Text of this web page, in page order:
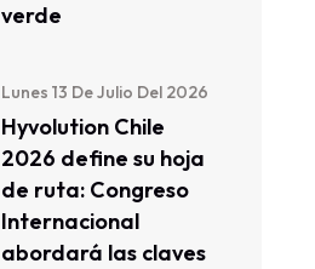
verde
Lunes 13 De Julio Del 2026
Hyvolution Chile
2026 define su hoja
de ruta: Congreso
Internacional
abordará las claves